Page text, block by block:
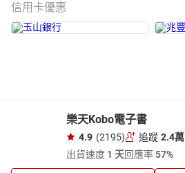
信用卡優惠
樂天Kobo電子書
4.9 (2195) 追蹤 2.4萬
出貨速度 1 天回應率57%